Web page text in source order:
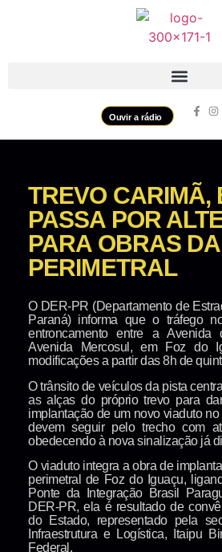
Ouvir a rádio
TREVO CARIMÃ,
PASSA POR
PARA OBRAS
PERIMETRAL
O DER-PR (Departamento de
Paraná) informa que o tráfego
entroncamento entre a
Avenida Mercosul, em Foz do
modificações a partir das 8h de
O trânsito de veículos da pista
as alças do próprio trevo para
implantação de um novo viaduto
devem seguir pelo trecho com
obedecendo à nova sinalização já
O viaduto integra a obra de
perimetral de Foz do Iguaçu,
Ponte da Integração Brasil
DER-PR, ela é resultado de
do Estado, representado pela
Infraestrutura e Logística, Itaipu
Federal.